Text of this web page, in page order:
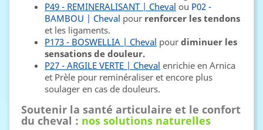
P49 - REMINERALISANT | Cheval ou P02 -
BAMBOU | Cheval pour renforcer les tendons
et les ligaments.
P173 - BOSWELLIA | Cheval pour diminuer les
sensations de douleur.
P27 - ARGILE VERTE | Cheval enrichie en Arnica
et Prèle pour reminéraliser et encore plus
soulager en cas de douleurs.
Soutenir la santé articulaire et le confort
du cheval : nos solutions naturelles